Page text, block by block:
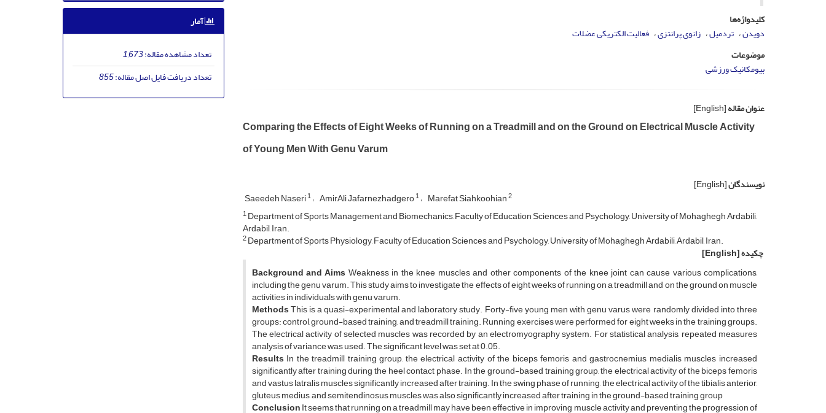
کلیدواژه‌ها
دویدن تردمیل زانوی پرانتزی فعالیت الکتریکی عضلات
موضوعات
بیومکانیک ورزشی
عنوان مقاله[English]
Comparing the Effects of Eight Weeks of Running on a Treadmill and on the Ground on Electrical Muscle Activity
of Young Men With Genu Varum
نویسندگان[English]
Saeedeh Naseri1 AmirAli Jafarnezhadgero1 Marefat Siahkoohian2
1Department of Sports Management and Biomechanics, Faculty of Education Sciences and Psychology, University of Mohaghegh Ardabili,
Ardabil, Iran.
2Department of Sports Physiology, Faculty of Education Sciences and Psychology, University of Mohaghegh Ardabili, Ardabil, Iran.
چکیده[English]
Background and Aims Weakness in the knee muscles and other components of the knee joint can cause various complications,
including the genu varum. This study aims to investigate the effects of eight weeks of running on a treadmill and on the ground on muscle
activities in individuals with genu varum.
MethodsThis is a quasi-experimental and laboratory study. Forty-five young men with genu varus were randomly divided into three
groups: control, ground-based training, and treadmill training. Running exercises were performed for eight weeks in the training groups.
The electrical activity of selected muscles was recorded by an electromyography system. For statistical analysis, repeated measures
analysis of variance was used. The significant level was set at 0.05.
Results In the treadmill training group, the electrical activity of the biceps femoris and gastrocnemius medialis muscles increased
significantly after training during the heel contact phase. In the ground-based training group, the electrical activity of the biceps femoris
and vastus latralis muscles significantly increased after training. In the swing phase of running, the electrical activity of the tibialis anterior,
gluteus medius, and semitendinosus muscles was also significantly increased after training in the ground-based training group
ConclusionIt seems that running on a treadmill may have been effective in improving muscle activity and preventing the progression of
آمار
تعداد مشاهده مقاله:1,673
تعداد دریافت فایل اصل مقاله:855